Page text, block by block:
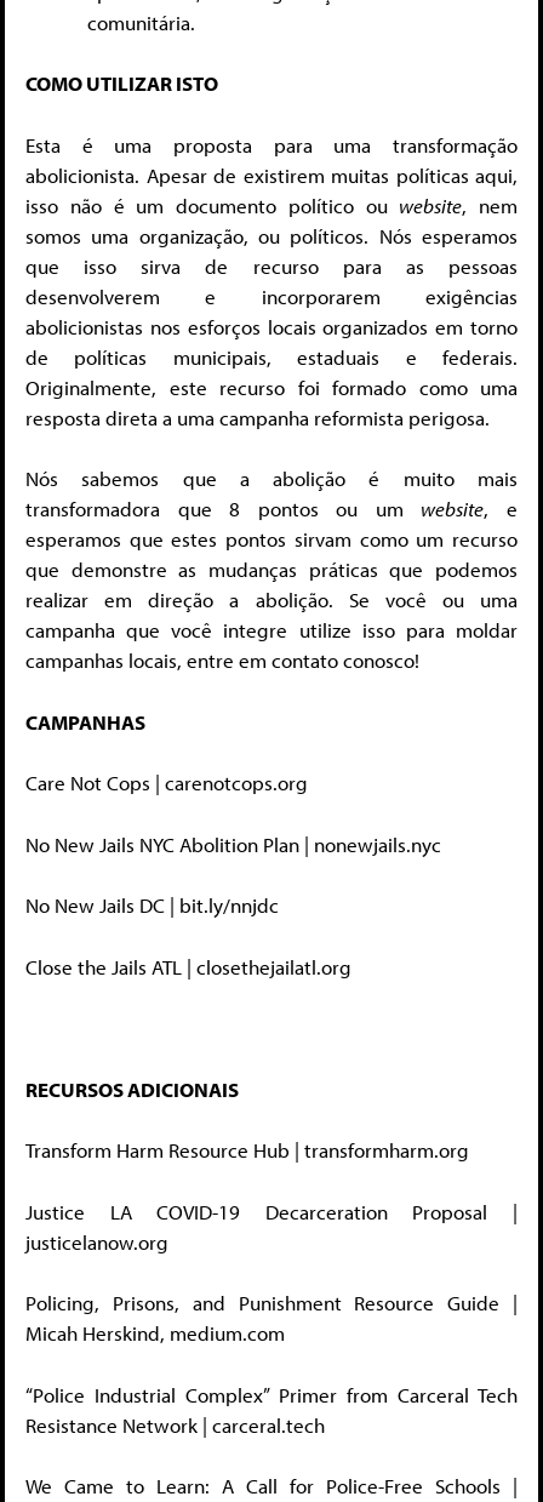
comunitária.
COMO UTILIZAR ISTO
Esta é uma proposta para uma transformação
abolicionista. Apesar de existirem muitas políticas aqui,
isso não é um documento político ou website, nem
somos uma organização, ou políticos. Nós esperamos
que isso sirva de recurso para as pessoas
desenvolverem e incorporarem exigências
abolicionistas nos esforços locais organizados em torno
de políticas municipais, estaduais e federais.
Originalmente, este recurso foi formado como uma
resposta direta a uma campanha reformista perigosa.
Nós sabemos que a abolição é muito mais
transformadora que 8 pontos ou um website, e
esperamos que estes pontos sirvam como um recurso
que demonstre as mudanças práticas que podemos
realizar em direção a abolição. Se você ou uma
campanha que você integre utilize isso para moldar
campanhas locais, entre em contato conosco!
CAMPANHAS
Care Not Cops | carenotcops.org
No New Jails NYC Abolition Plan | nonewjails.nyc
No New Jails DC | bit.ly/nnjdc
Close the Jails ATL | closethejailatl.org
RECURSOS ADICIONAIS
Transform Harm Resource Hub | transformharm.org
Justice LA COVID-19 Decarceration Proposal |
justicelanow.org
Policing, Prisons, and Punishment Resource Guide |
Micah Herskind, medium.com
“Police Industrial Complex” Primer from Carceral Tech
Resistance Network | carceral.tech
We Came to Learn: A Call for Police-Free Schools |